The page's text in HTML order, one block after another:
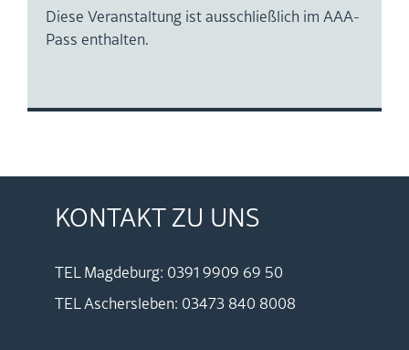
Diese Ver­an­stal­tung ist aus­schließ­lich im AAA-
Pass ent­hal­ten.
KON­TAKT ZU UNS
TEL Mag­de­burg: 0391 9909 69 50
TEL Aschers­le­ben: 03473 840 8008